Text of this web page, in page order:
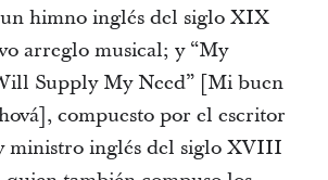
himno inglés del siglo XIX
arreglo musical; y “My
Supply My Need” [Mi buen
compuesto por el escritor
ministro inglés del siglo XVIII